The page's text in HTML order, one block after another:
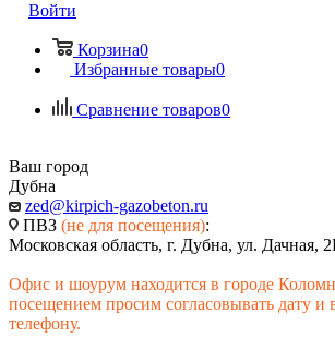
Войти
Корзина0
Избранные товары0
Сравнение товаров0
Ваш город
Дубна
zed@kirpich-gazobeton.ru
ПВЗ (не для посещения):
Московская область, г. Дубна, ул. Дачная,
Офис и шоурум находится в городе
посещением просим согласовывать дату и
телефону.